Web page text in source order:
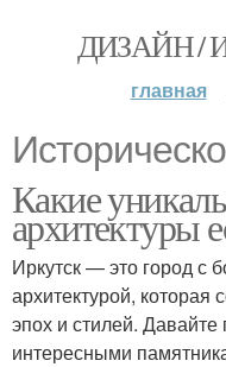
ДИЗАЙН /
главная
Какие
архитектуры
Иркутск — это город с
архитектурой, которая
эпох и стилей.
интересными